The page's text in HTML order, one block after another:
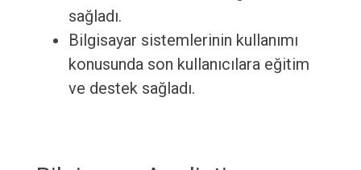
sağladı.
Bilgisayar sistemlerinin kullanımı
konusunda son kullanıcılara eğitim
ve destek sağladı.